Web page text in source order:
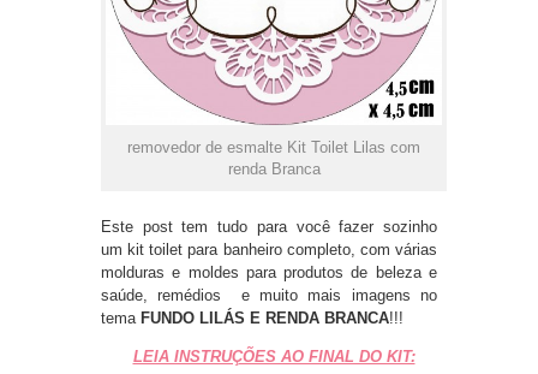
removedor de esmalte Kit Toilet Lilas com
renda Branca
Este post tem tudo para você fazer sozinho
um kit toilet para banheiro completo, com várias
molduras e moldes para produtos de beleza e
saúde, remédios e muito mais imagens no
tema FUNDO LILÁS E RENDA BRANCA!!!
LEIA INSTRUÇÕES AO FINAL DO KIT: